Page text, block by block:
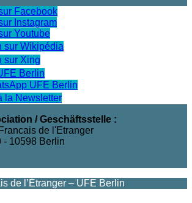
Facebook
Instagram
Youtube
sur Wikipédia
sur Xing
Berlin
UFE Berlin
la Newsletter
/ Geschäftsstelle :
de l'Etranger
- 10598 Berlin
de l’Étranger – UFE Berlin